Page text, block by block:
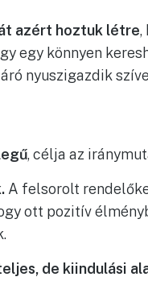
azért hoztuk létre,
egy könnyen
nyuszigazdik
, célja az
A felsorolt
ott pozitív
de kiindulási